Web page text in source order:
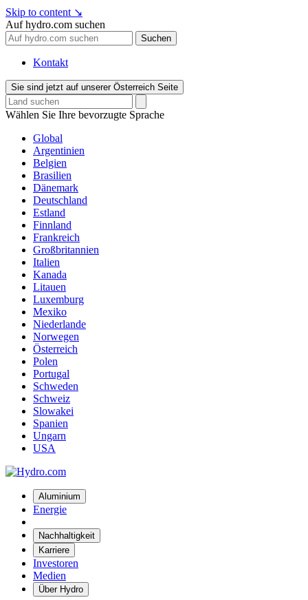
Skip to content ↘
Auf hydro.com suchen
Suchen
Kontakt
Sie sind jetzt auf unserer Österreich Seite
Wählen Sie Ihre bevorzugte Sprache
Global
Argentinien
Belgien
Brasilien
Dänemark
Deutschland
Estland
Finnland
Frankreich
Großbritannien
Italien
Kanada
Litauen
Luxemburg
Mexiko
Niederlande
Norwegen
Österreich
Polen
Portugal
Schweden
Schweiz
Slowakei
Spanien
Ungarn
USA
Aluminium
Energie
Nachhaltigkeit
Karriere
Investoren
Medien
Über Hydro